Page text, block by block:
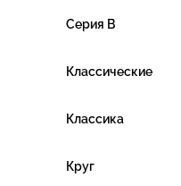
Серия B
Классические
Классика
Круг